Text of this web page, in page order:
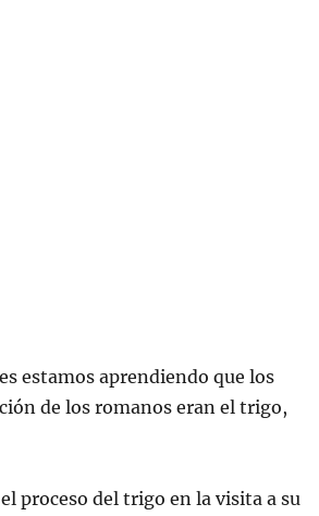
estamos aprendiendo que los
de los romanos eran el trigo,
proceso del trigo en la visita a su